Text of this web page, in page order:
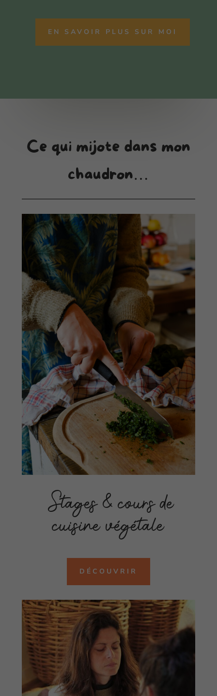
EN SAVOIR PLUS SUR MOI
Ce qui mijote dans mon
chaudron…
Stages & cours de
cuisine végétale
DÉCOUVRIR